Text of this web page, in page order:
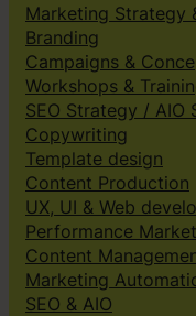
Marketing Strategy
Branding
Campaigns &
Workshops &
SEO Strategy / AIO
Copywriting
Template design
Content Production
UX, UI & Web
Performance
Content
Marketing
SEO & AIO